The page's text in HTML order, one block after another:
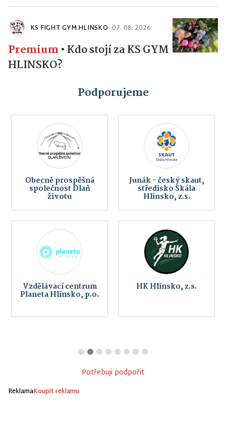
KS FIGHT GYM HLINSKO 07. 08. 2026
Premium • Kdo stojí za KS GYM
HLINSKO?
Podporujeme
Obecně prospěšná
společnost Dlaň
životu
Junák - český skaut,
středisko Skála
Hlinsko, z.s.
Vzdělávací centrum
Planeta Hlinsko, p.o.
HK Hlinsko, z.s.
Potřebuji podpořit
ReklamaKoupit reklamu